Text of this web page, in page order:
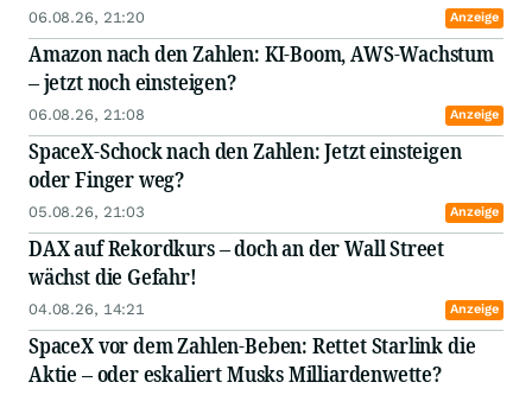
06.08.26, 21:20 Anzeige
Amazon nach den Zahlen: KI-Boom, AWS-Wachstum
– jetzt noch einsteigen?
06.08.26, 21:08 Anzeige
SpaceX-Schock nach den Zahlen: Jetzt einsteigen
oder Finger weg?
05.08.26, 21:03 Anzeige
DAX auf Rekordkurs – doch an der Wall Street
wächst die Gefahr!
04.08.26, 14:21 Anzeige
SpaceX vor dem Zahlen-Beben: Rettet Starlink die
Aktie – oder eskaliert Musks Milliardenwette?